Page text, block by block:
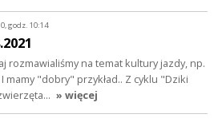
godz. 10:14
rozmawialiśmy na temat kultury jazdy, np.
mamy "dobry" przykład.. Z cyklu "Dziki
» więcej